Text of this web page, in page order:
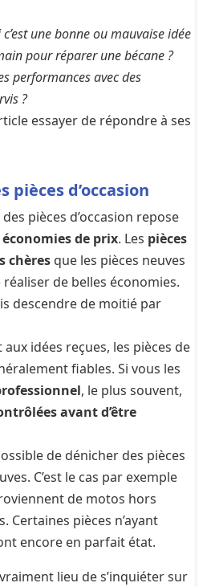
une bonne ou mauvaise idée
pour réparer une bécane ?
performances avec des
?
essayer de répondre à ses
pièces d’occasion
pièces d’occasion repose
économies de prix. Les pièces
chères que les pièces neuves
de belles économies.
descendre de moitié par
idées reçues, les pièces de
fiables. Si vous les
, le plus souvent,
avant d’être
de dénicher des pièces
C’est le cas par exemple
de motos hors
Certaines pièces n’ayant
encore en parfait état.
lieu de s’inquiéter sur